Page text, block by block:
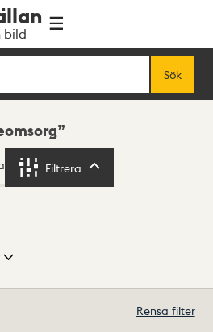
bild
Sök
Filtrera
Rensa filter